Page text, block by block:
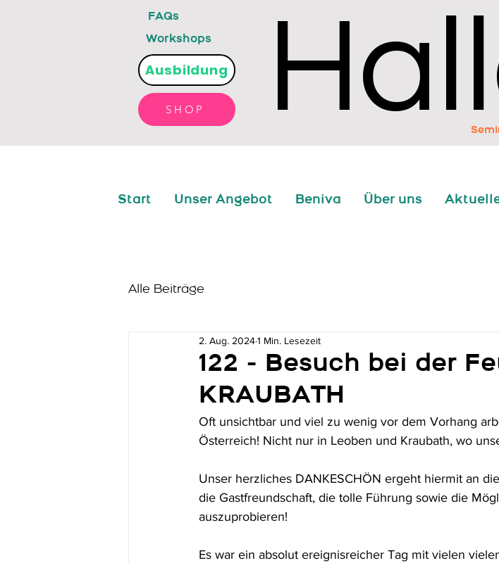
FAQs
Workshops
Ausbildung
SHOP
Start Unser Angebot Beniva Über uns
Alle Beiträge
122 - Besuch bei der
KRAUBATH
2. Aug. 20241 Min. Lesezeit
Oft unsichtbar und viel zu wenig vor dem Vorhang
Österreich! Nicht nur in Leoben und Kraubath, wo
Unser herzliches DANKESCHÖN ergeht hiermit an
die Gastfreundschaft, die tolle Führung sowie die
auszuprobieren!
Es war ein absolut ereignisreicher Tag mit vielen